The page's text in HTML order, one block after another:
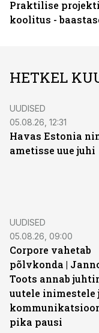
Praktilise
koolitus -
HETKEL
UUDISED
05.08.26, 12:31
Havas Estonia
ametisse uue juhi
UUDISED
05.08.26, 09:00
Corpore vahetab
põlvkonda |
Toots annab
uutele inimestele
pika pausi